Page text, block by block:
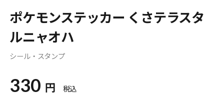
ポケモンステッカー くさテラスタ
ルニャオハ
シール・スタンプ
330 円 税込